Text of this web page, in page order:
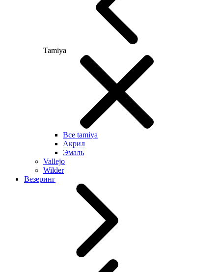
Tamiya
Все tamiya
Акрил
Эмаль
Vallejo
Wilder
Везеринг